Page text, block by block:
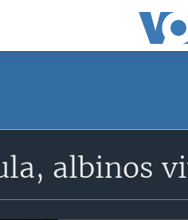
albinos